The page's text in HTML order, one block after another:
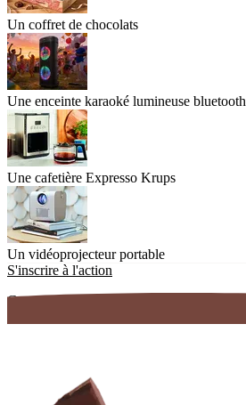
Un coffret de chocolats
Une enceinte karaoké lumineuse bluetooth
Une cafetière Expresso Krups
Un vidéoprojecteur portable
S'inscrire à l'action
Gratuit et sans engagement